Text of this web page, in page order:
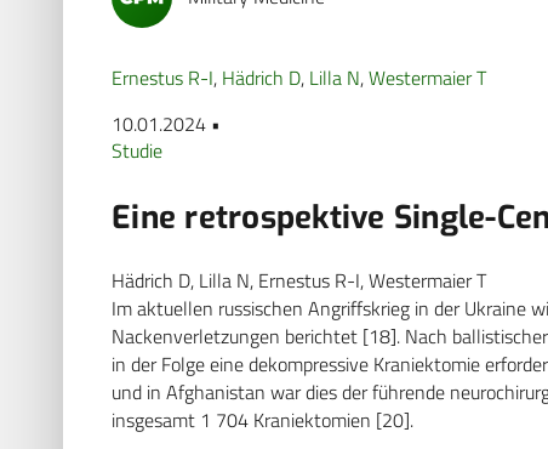
Ernestus R-I, Hädrich D, Lilla N,Westermaier T
10.01.2024 •
Studie
Eine retrospektive Single-
Hädrich D, Lilla N, Ernestus R-I, Westermaier T
Im aktuellen russischen Angriffskrieg in der Ukraine
Nackenverletzungen berichtet [18]. Nach
in der Folge eine dekompressive Kraniektomie
und in Afghanistan war dies der führende
insgesamt 1 704 Kraniektomien [20].